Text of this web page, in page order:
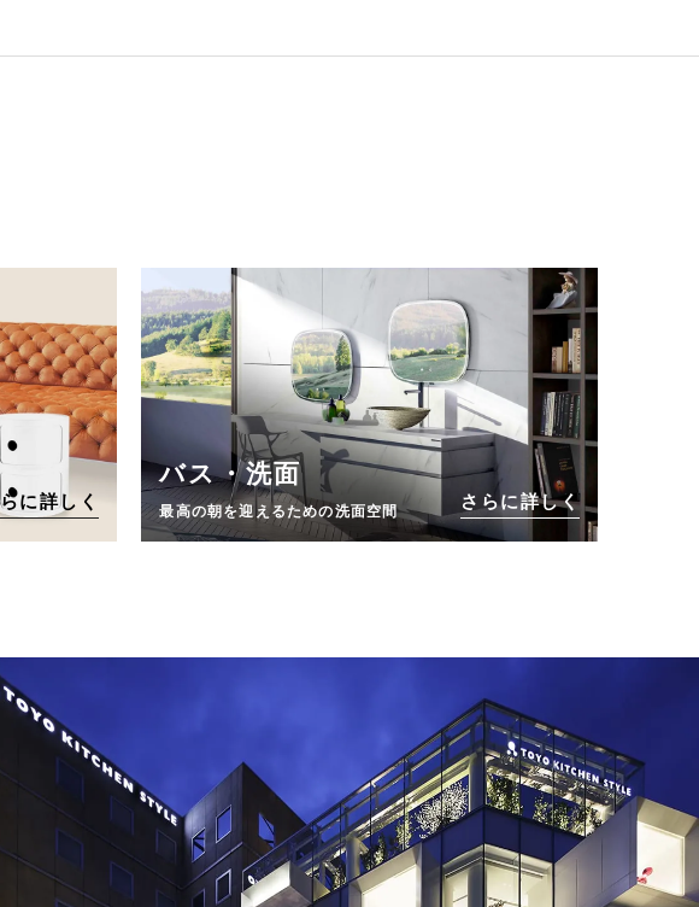
に詳しく
バス・洗面
最高の朝を迎えるための洗面空間 さらに詳しく